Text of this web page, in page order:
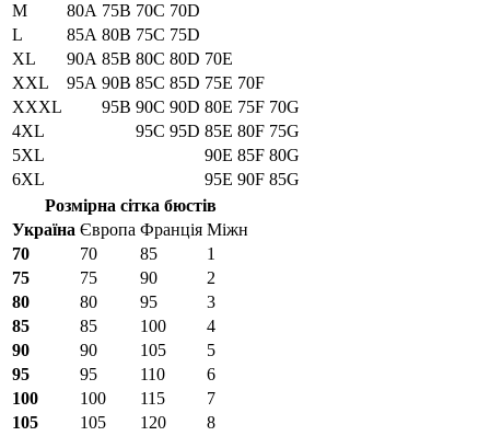
M
80A 75B 70C 70D
L
85A 80B 75C 75D
XL
90A 85B 80C 80D 70E
XXL
95A 90B 85C 85D 75E 70F
XXXL
95B 90C 90D 80E 75F 70G
4XL
95C 95D 85E 80F 75G
5XL
90E 85F 80G
6XL
95E 90F 85G
Розмірна сітка бюстів
Україна Європа Франція Міжн
70
70 85
1
75
75 90
2
80
80 95
3
85
85 100
4
90
90 105
5
95
95 110
6
100
100 115
7
105
105 120
8